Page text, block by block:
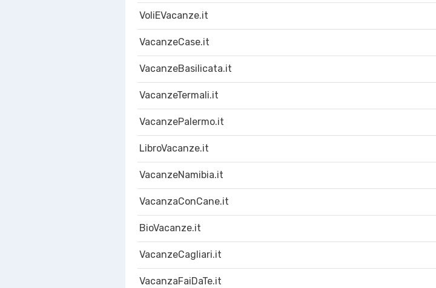
VoliEVacanze.it
VacanzeCase.it
VacanzeBasilicata.it
VacanzeTermali.it
VacanzePalermo.it
LibroVacanze.it
VacanzeNamibia.it
VacanzaConCane.it
BioVacanze.it
VacanzeCagliari.it
VacanzaFaiDaTe.it